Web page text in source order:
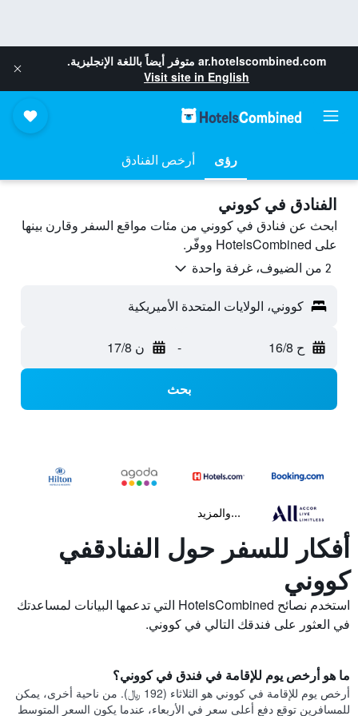
ar.hotelscombined.com متوفر أيضاً باللغة الإنجليزية.
Visit site in English
رؤى أرخص الفنادق
الفنادق في كووني
ابحث عن فنادق في كووني من مئات مواقع السفر وقارن بينها
على HotelsCombined ووفّر.
2 من الضيوف، غرفة واحدة
كووني، الولايات المتحدة الأميريكية
ح 16/8 - ن 17/8
بحث
...والمزيد
أفكار للسفر حول الفنادقفي
كووني
استخدم نصائح HotelsCombined التي تدعمها البيانات لمساعدتك
في العثور على فندقك التالي في كووني.
ما هو أرخص يوم للإقامة في فندق في كووني؟
أرخص يوم للإقامة في كووني هو الثلاثاء (192 ﷼). من ناحية أخرى، يمكن
للمسافرين توقع دفع أعلى سعر في الأربعاء، عندما يكون السعر المتوسط